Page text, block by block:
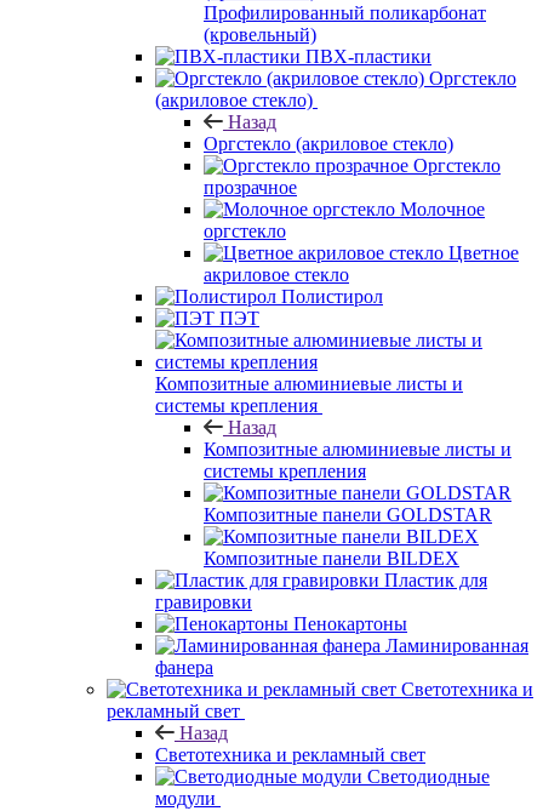
Профилированный поликарбонат
(кровельный)
ПВХ-пластики
Оргстекло
(акриловое стекло)
Назад
Оргстекло (акриловое стекло)
Оргстекло
прозрачное
Молочное
оргстекло
Цветное
акриловое стекло
Полистирол
ПЭТ
Композитные алюминиевые листы и
системы крепления
Назад
Композитные алюминиевые листы и
системы крепления
Композитные панели GOLDSTAR
Композитные панели BILDEX
Пластик для
гравировки
Пенокартоны
Ламинированная
фанера
Светотехника и
рекламный свет
Назад
Светотехника и рекламный свет
Светодиодные
модули